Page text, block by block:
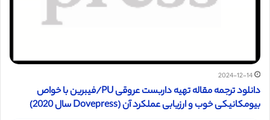
2024-12-14
دانلود ترجمه مقاله تهیه داربست عروقی PU/فیبرین با خواص
بیومکانیکی خوب و ارزیابی عملکرد آن (Dovepress سال 2020)